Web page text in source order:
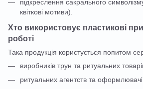
підкреслення сакрального
квіткові мотиви).
Хто використовує пластикові
роботі
Така продукція користується попитом
виробників трун та ритуальних
ритуальних агентств та